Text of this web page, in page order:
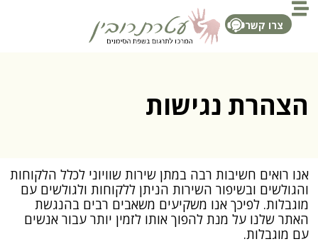
צרו קשר
הצהרת נגישות
אנו רואים חשיבות רבה במתן שירות שוויוני לכלל הלקוחות
והגולשים ובשיפור השירות הניתן ללקוחות ולגולשים עם
מוגבלות. לפיכך אנו משקיעים משאבים רבים בהנגשת
האתר שלנו על מנת להפוך אותו לזמין יותר עבור אנשים
עם מוגבלות.